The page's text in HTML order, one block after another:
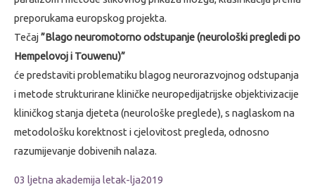
preporukama europskog projekta.
Tečaj”Blago neuromotorno odstupanje (neurološki pregledi po
Hempelovoj i Touwenu)”
će predstaviti problematiku blagog neurorazvojnog odstupanja
i metode strukturirane kliničke neuropedijatrijske objektivizacije
kliničkog stanja djeteta (neurološke preglede), s naglaskom na
metodološku korektnost i cjelovitost pregleda, odnosno
razumijevanje dobivenih nalaza.
03 ljetna akademija letak-lja2019